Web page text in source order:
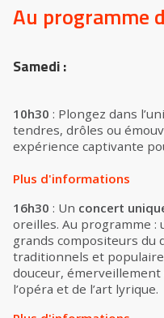
Au programme
Samedi :
10h30 : Plongez dans
tendres, drôles ou
expérience captivante
Plus d'informations
16h30 : Un concert
oreilles. Au programme :
grands compositeurs du
traditionnels et
douceur, émerveillement
l’opéra et de l’art lyrique.